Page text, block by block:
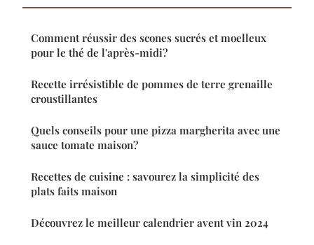
Comment réussir des scones sucrés et moelleux
pour le thé de l'après-midi?
Recette irrésistible de pommes de terre grenaille
croustillantes
Quels conseils pour une pizza margherita avec une
sauce tomate maison?
Recettes de cuisine : savourez la simplicité des
plats faits maison
Découvrez le meilleur calendrier avent vin 2024